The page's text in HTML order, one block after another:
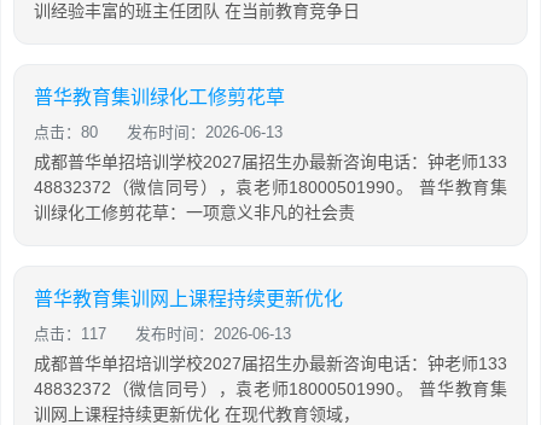
训经验丰富的班主任团队 在当前教育竞争日
普华教育集训绿化工修剪花草
点击：80 发布时间：2026-06-13
成都普华单招培训学校2027届招生办最新咨询电话：钟老师133
48832372（微信同号），袁老师18000501990。 普华教育集
训绿化工修剪花草：一项意义非凡的社会责
普华教育集训网上课程持续更新优化
点击：117 发布时间：2026-06-13
成都普华单招培训学校2027届招生办最新咨询电话：钟老师133
48832372（微信同号），袁老师18000501990。 普华教育集
训网上课程持续更新优化 在现代教育领域，